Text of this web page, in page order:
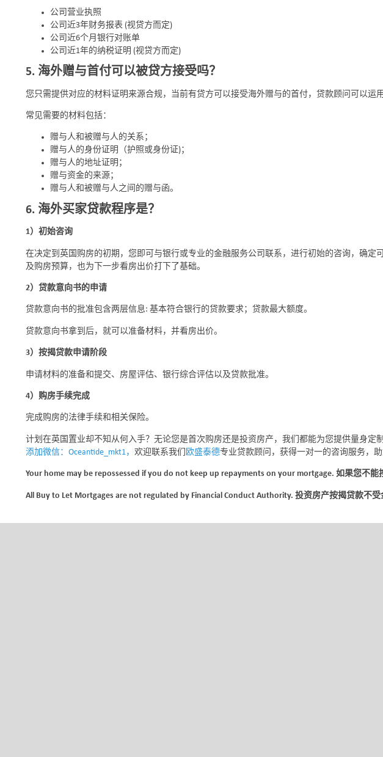
公司营业执照
公司近3年财务报表 (视贷方而定)
公司近6个月银行对账单
公司近1年的纳税证明 (视贷方而定)
5. 海外赠与首付可以被贷方接受吗？
您只需提供对应的材料证明来源合规，当前有贷方可以接受海外赠与的首付，贷款顾问可以运
常见需要的材料包括：
赠与人和被赠与人的关系；
赠与人的身份证明（护照或身份证)；
赠与人的地址证明；
赠与资金的来源；
赠与人和被赠与人之间的赠与函。
6. 海外买家贷款程序是？
1）初始咨询
在决定到英国购房的初期，您即可与银行或专业的金融服务公司联系，进行初始的咨询，确
及购房预算，也为下一步看房出价打下了基础。
2）贷款意向书的申请
贷款意向书的批准包含两层信息: 基本符合银行的贷款要求；贷款最大额度。
贷款意向书拿到后，就可以准备材料，并看房出价。
3）按揭贷款申请阶段
申请材料的准备和提交、房屋评估、银行综合评估以及贷款批准。
4）购房手续完成
完成购房的法律手续和相关保险。
计划在英国置业却不知从何入手？无论您是首次购房还是投资房产，我们都能为您提供量身定
添加微信：Oceantide_mkt1， 欢迎联系我们 欧盛泰德专业贷款顾问，获得一对一的咨询服务，助
Your home may be repossessed if you do not keep up repayments on your mortgage. 如果您不
All Buy to Let Mortgages are not regulated by Financial Conduct Authority. 投资房产按揭贷款不受